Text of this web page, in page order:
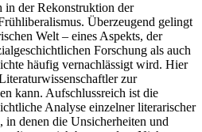
in der Rekonstruktion der
Überzeugend gelingt
Welt – eines Aspekts, der
Forschung als auch
häufig vernachlässigt wird. Hier
zur
kann. Aufschlussreich ist die
Analyse einzelner literarischer
in denen die Unsicherheiten und